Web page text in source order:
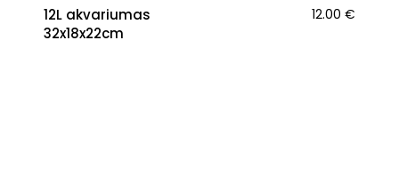
12L akvariumas
32x18x22cm
12.00 €